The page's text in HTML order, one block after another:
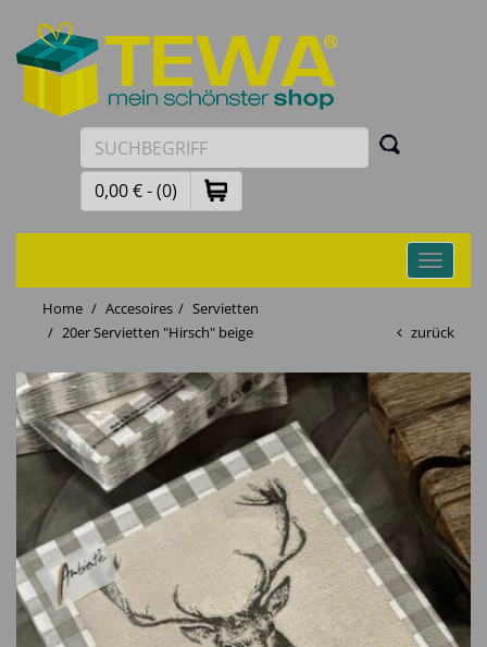
0,00 € - (0)
Toggle
Home
Accesoires
Servietten
20er Servietten "Hirsch" beige
zurück